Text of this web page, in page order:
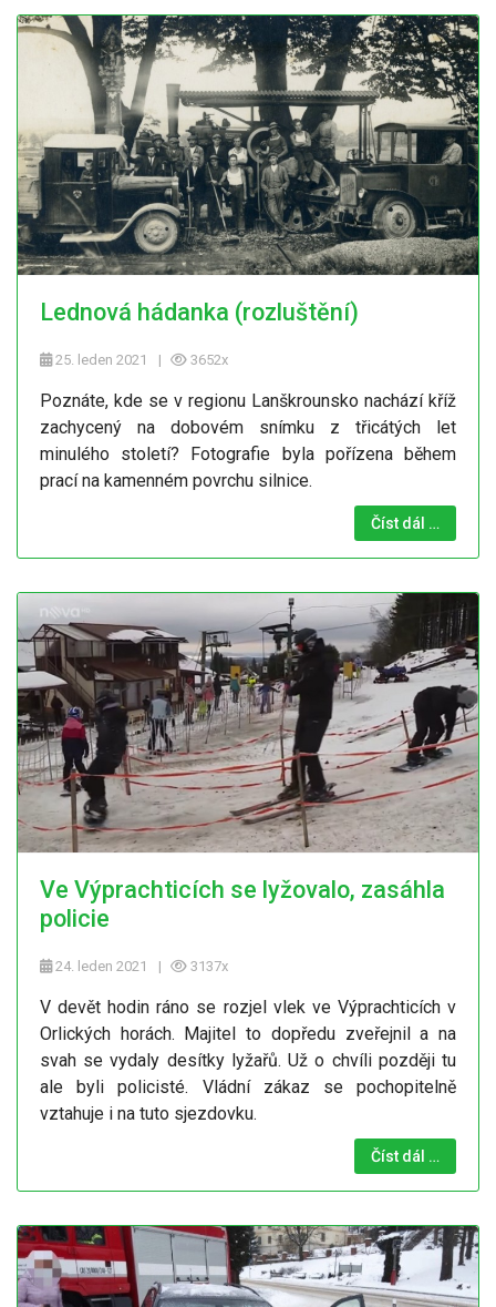
Lednová hádanka (rozluštění)
25. leden 2021 3652x
Poznáte, kde se v regionu Lanškrounsko nachází kříž
zachycený na dobovém snímku z třicátých let
minulého století? Fotografie byla pořízena během
prací na kamenném povrchu silnice.
Číst dál …
Ve Výprachticích se lyžovalo, zasáhla
policie
24. leden 2021 3137x
V devět hodin ráno se rozjel vlek ve Výprachticích v
Orlických horách. Majitel to dopředu zveřejnil a na
svah se vydaly desítky lyžařů. Už o chvíli později tu
ale byli policisté. Vládní zákaz se pochopitelně
vztahuje i na tuto sjezdovku.
Číst dál …